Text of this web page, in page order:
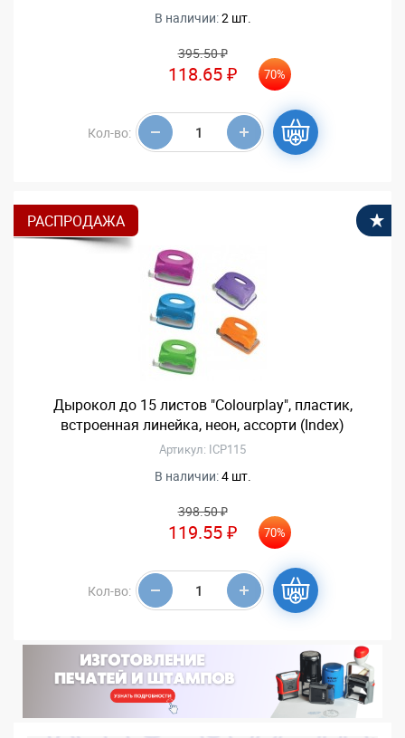
В наличии:2 шт.
395.50 ₽
118.65 ₽ 70%
Кол-во:
РАСПРОДАЖА
Дырокол до 15 листов "Colourplay", пластик,
встроенная линейка, неон, ассорти (Index)
Артикул: ICP115
В наличии:4 шт.
398.50 ₽
119.55 ₽ 70%
Кол-во: